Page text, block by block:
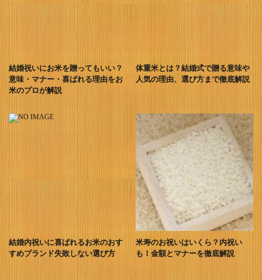
結婚祝いにお米を贈ってもいい？
意味・マナー・喜ばれる理由をお
米のプロが解説
体重米とは？結婚式で贈る意味や
人気の理由、選び方まで徹底解説
結婚内祝いに喜ばれるお米のおす
すめブランド失敗しない選び方
米寿のお祝いはいくら？内祝い
も！金額とマナーを徹底解説